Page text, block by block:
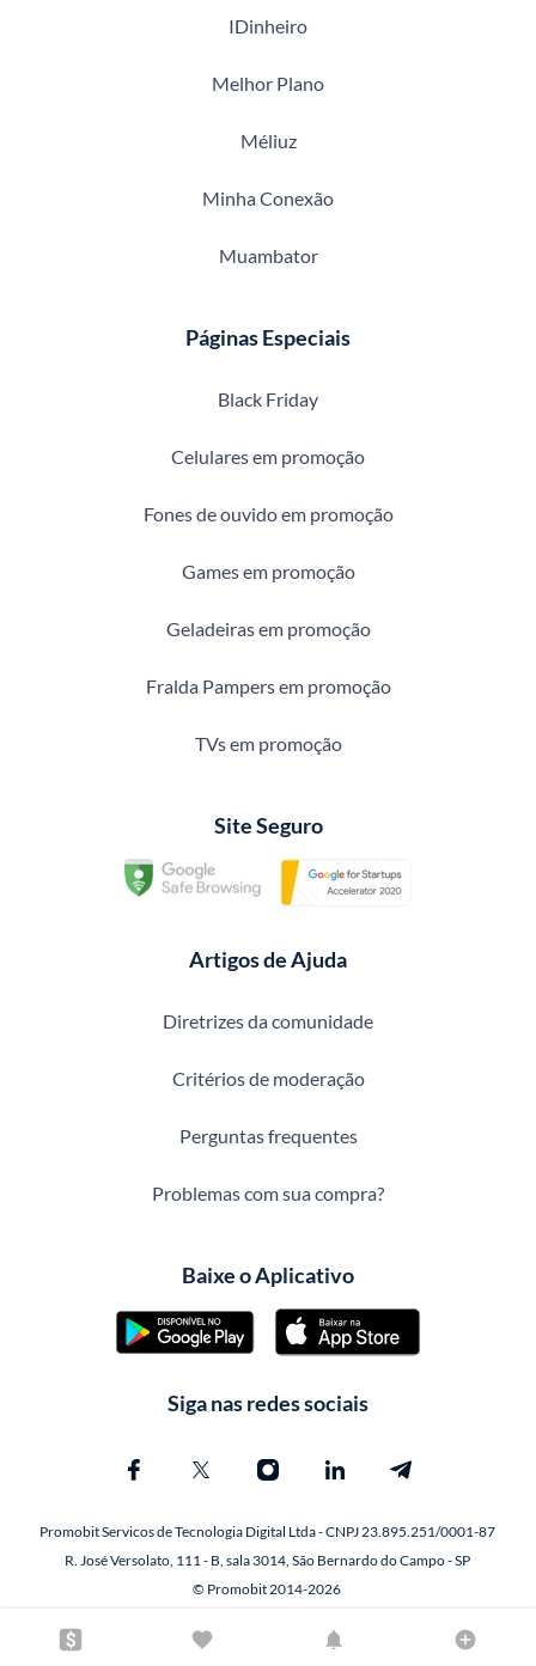
IDinheiro
Melhor Plano
Méliuz
Minha Conexão
Muambator
Páginas Especiais
Black Friday
Celulares em promoção
Fones de ouvido em promoção
Games em promoção
Geladeiras em promoção
Fralda Pampers em promoção
TVs em promoção
Site Seguro
Artigos de Ajuda
Diretrizes da comunidade
Critérios de moderação
Perguntas frequentes
Problemas com sua compra?
Baixe o Aplicativo
Siga nas redes sociais
Promobit Servicos de Tecnologia Digital Ltda - CNPJ 23.895.251/0001-87
R. José Versolato, 111 - B, sala 3014, São Bernardo do Campo - SP
© Promobit 2014-2026